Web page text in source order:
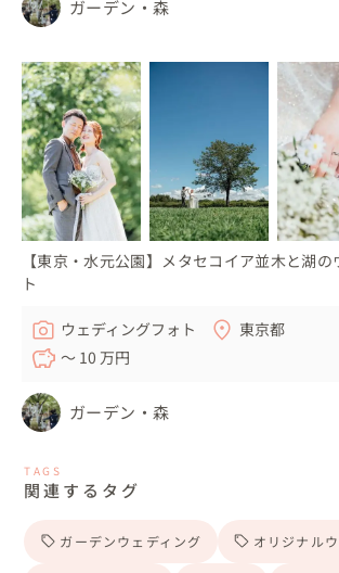
ガーデン・森
【東京・水元公園】メタセコイア並木と湖
ト
ウェディングフォト
東京都
〜 10 万円
ガーデン・森
TAGS
関連するタグ
ガーデンウェディング オリジナル